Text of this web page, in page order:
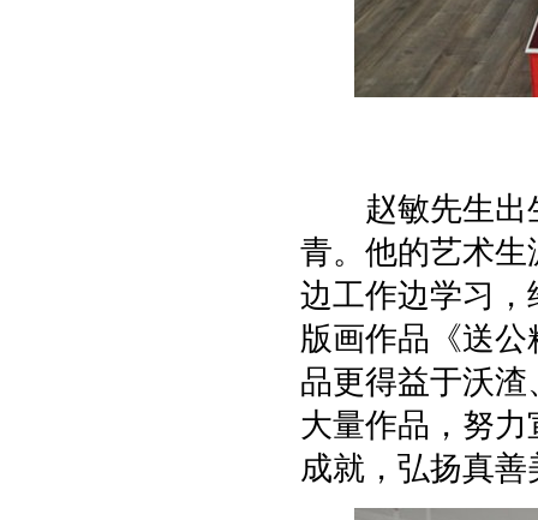
赵敏先生出生
青。他的艺术
边工作边学习
版画作品《送
品更得益于沃
大量作品，努
成就，弘扬真